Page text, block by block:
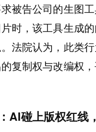
被告公司的生图
时，该工具生成
法院认为，此类
复制权与改编权
AI碰上版权红线